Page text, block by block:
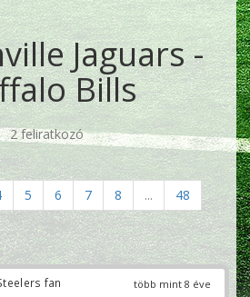
Jaguars -
Bills
2 feliratkozó
5 6 7 8 ...
48
több mint 8 éve
fan